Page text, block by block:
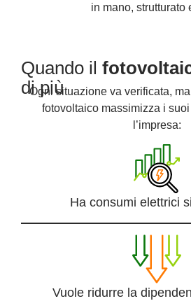
in mano, strutturato
Quando il
di più
Ogni situazione va verificata,
fotovoltaico massimizza i
l’impresa:
Ha consumi elettrici
Vuole ridurre la